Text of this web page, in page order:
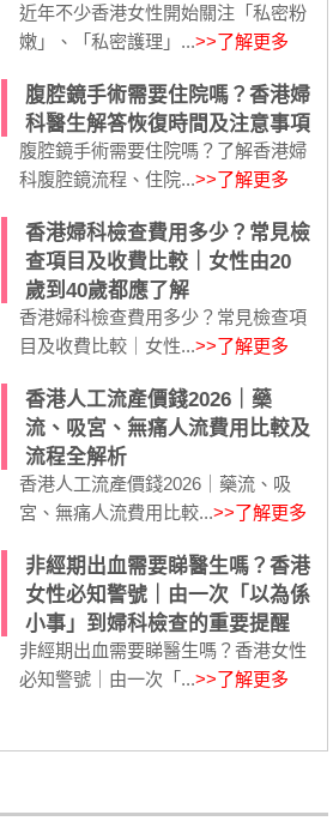
近年不少香港女性開始關注「私密粉
嫩」、「私密護理」...>>了解更多
腹腔鏡手術需要住院嗎？香港婦
科醫生解答恢復時間及注意事項
腹腔鏡手術需要住院嗎？了解香港婦
科腹腔鏡流程、住院...>>了解更多
香港婦科檢查費用多少？常見檢
查項目及收費比較｜女性由20
歲到40歲都應了解
香港婦科檢查費用多少？常見檢查項
目及收費比較｜女性...>>了解更多
香港人工流產價錢2026｜藥
流、吸宮、無痛人流費用比較及
流程全解析
香港人工流產價錢2026｜藥流、吸
宮、無痛人流費用比較...>>了解更多
非經期出血需要睇醫生嗎？香港
女性必知警號｜由一次「以為係
小事」到婦科檢查的重要提醒
非經期出血需要睇醫生嗎？香港女性
必知警號｜由一次「...>>了解更多